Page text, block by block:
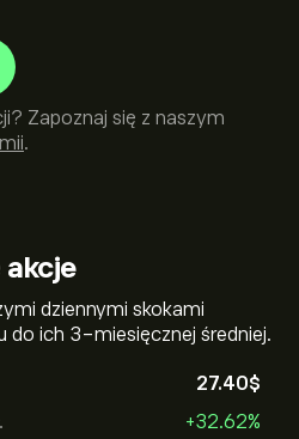
akcje
dziennymi skokami
do ich 3-miesięcznej średniej.
27.40‎$‎
+32.62%
Zapoznaj się z naszym
.